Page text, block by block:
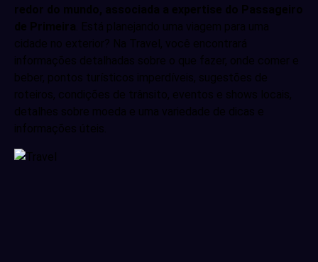
redor do mundo, associada a expertise do Passageiro
de Primeira . Está planejando uma viagem para uma
cidade no exterior? Na Travel, você encontrará
informações detalhadas sobre o que fazer, onde comer e
beber, pontos turísticos imperdíveis, sugestões de
roteiros, condições de trânsito, eventos e shows locais,
detalhes sobre moeda e uma variedade de dicas e
informações úteis.